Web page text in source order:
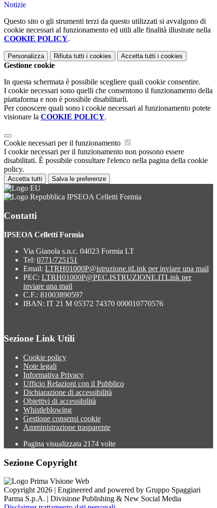
Notizie
Questo sito o gli strumenti terzi da questo utilizzati si avvalgono di
cookie necessari al funzionamento ed utili alle finalità illustrate nella
COOKIE POLICY.
Personalizza Rifiuta tutti i cookies Accetta tutti i cookies
Gestione cookie
In questa schermata è possibile scegliere quali cookie consentire.
I cookie necessari sono quelli che consentono il funzionamento della
piattaforma e non è possibile disabilitarli.
Per conoscere quali sono i cookie necessari al funzionamento potete
visionare la COOKIE POLICY.
Cookie necessari per il funzionamento
I cookie necessari per il funzionamento non possono essere
disabilitati. È possibile consultare l'elenco nella pagina della cookie
policy.
Accetta tutti Salva le preferenze
IPSEOA Celletti Formia
Contatti
IPSEOA Celletti Formia
Via Gianola s.n.c. 04023 Formia LT
Tel: 0771/725151
Email: LTRH01000P@istruzione.itLink per inviare una mail
PEC: LTRH01000P@PEC.ISTRUZIONE.ITLink per
inviare una mail
C.F.: 81003890597
IBAN: IT 21 M 05372 74370 000010770576
Sezione Link Utili
Cookie policy
Note legali
Informativa Privacy
Ufficio Relazioni con il Pubblico
Dichiarazione di accessibilità
Obiettivi di accessibilità
Whistleblowing
Gestione consensi cookie
Amministrazione trasparente
Pagina visualizzata 2174 volte
Sezione Copyright
Copyright 2026 | Engineered and powered by Gruppo Spaggiari
Parma S.p.A. | Divisione Publishing & New Social Media